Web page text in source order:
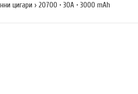
цигари
20700 • 30A • 3000 mAh